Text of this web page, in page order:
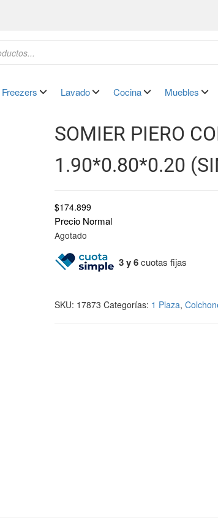
Lavado Cocina Muebles
SOMIER PIERO
1.90*0.80*0.20
$174.899
Precio Normal
Agotado
3 y 6cuotas fijas
SKU: 17873 Categorías: 1 Plaza,